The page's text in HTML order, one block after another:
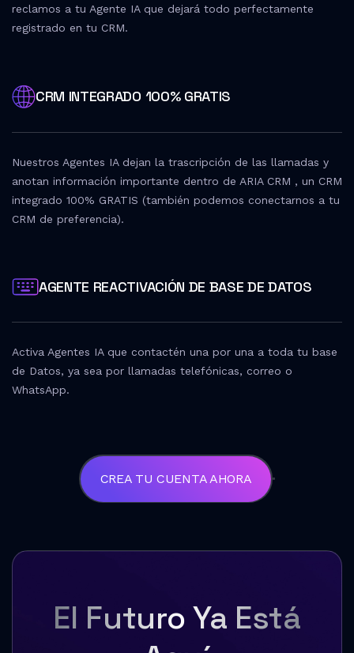
reclamos a tu Agente IA que dejará todo perfectamente
registrado en tu CRM.
CRM INTEGRADO 100% GRATIS
Nuestros Agentes IA dejan la trascripción de las llamadas y
anotan información importante dentro de ARIA CRM , un CRM
integrado 100% GRATIS (también podemos conectarnos a tu
CRM de preferencia).
AGENTE REACTIVACIÓN DE BASE DE DATOS
Activa Agentes IA que contactén una por una a toda tu base
de Datos, ya sea por llamadas telefónicas, correo o
WhatsApp.
CREA TU CUENTA AHORA
El Futuro Ya Está